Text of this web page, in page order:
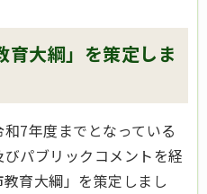
育大綱」を策定しま
7年度までとなっている
パブリックコメントを経
育大綱」を策定しまし